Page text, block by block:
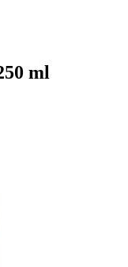
ml